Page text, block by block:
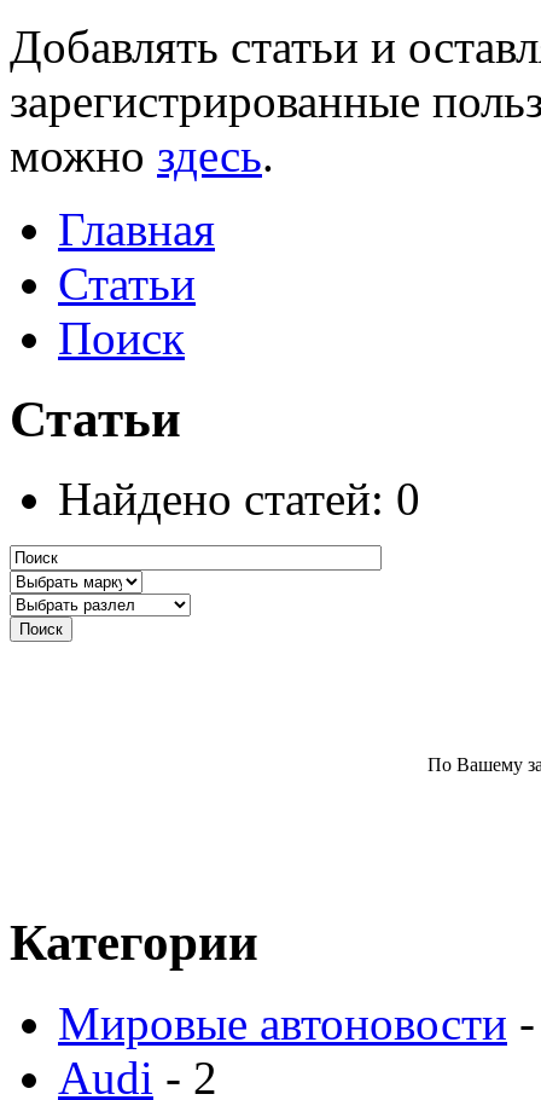
Добавлять статьи и
зарегистрированные
можно здесь.
Главная
Статьи
Поиск
Статьи
Найдено статей: 0
По Вашему
Категории
Мировые автоновости
Audi - 2